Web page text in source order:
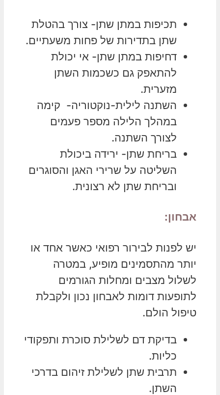
תכיפות במתן שתן- צורך בהטלת
שתן בתדירות של פחות משעתיים.
דחיפות במתן שתן- אי יכולת
להתאפק גם כשכמות השתן
מזערית.
השתנה לילית-נוקטוריה- קימה
במהלך הלילה מספר פעמים
לצורך השתנה.
בריחת שתן- ירידה ביכולת
השליטה על שרירי האגן והסוגרים
ובריחת שתן לא רצונית.
אבחון:
יש לפנות לבירור רפואי כאשר אחד או
יותר מהתסמינים מופיע, במטרה
לשלול מצבים ומחלות הגורמים
לתופעות דומות לאבחון נכון ולקבלת
טיפול הולם.
בדיקת דם לשלילת סוכרת ותפקודי
כליות.
תרבית שתן לשלילת זיהום בדרכי
השתן.